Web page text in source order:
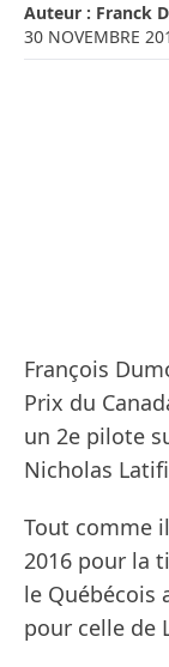
Auteur : Franck
30 NOVEMBRE
François
Prix du
un 2e pilote
Nicholas
Tout comme
2016 pour la
le Québécois
pour celle de